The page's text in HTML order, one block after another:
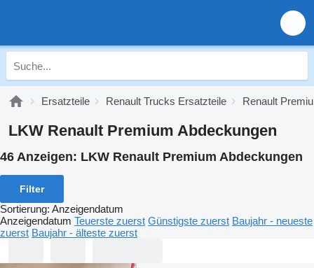
Ersatzteile Renault Trucks Ersatzteile Renault
LKW Renault Premium Abdeckungen
46 Anzeigen: LKW Renault Premium Abdeckungen
Filter
Sortierung: Anzeigendatum
Anzeigendatum Teuerste zuerst Günstigste zuerst Baujahr - neueste
zuerst Baujahr - älteste zuerst